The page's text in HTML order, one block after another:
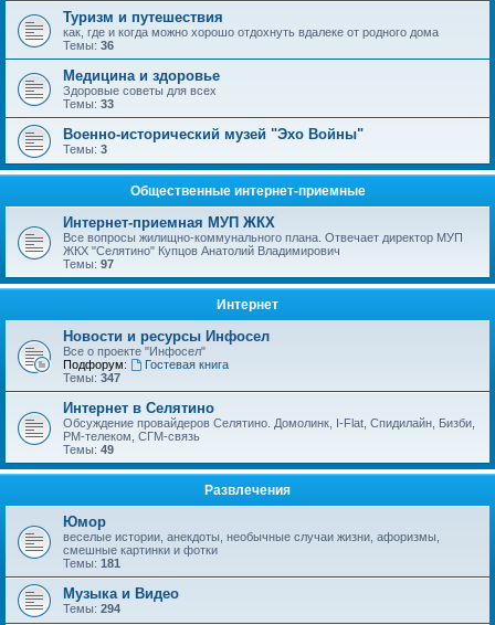
Туризм и путешествия
как, где и когда можно хорошо отдохнуть вдалеке от родного дома
Темы: 36
Медицина и здоровье
Здоровые советы для всех
Темы: 33
Военно-исторический музей "Эхо Войны"
Темы: 3
Общественные интернет-приемные
Интернет-приемная МУП ЖКХ
Все вопросы жилищно-коммунального плана. Отвечает директор МУП
ЖКХ "Селятино" Купцов Анатолий Владимирович
Темы: 97
Интернет
Новости и ресурсы Инфосел
Все о проекте "Инфосел"
Подфорум:
Гостевая книга
Темы: 347
Интернет в Селятино
Обсуждение провайдеров Селятино. Домолинк, I-Flat, Спидилайн, Бизби,
РМ-телеком, СГМ-связь
Темы: 49
Развлечения
Юмор
веселые истории, анекдоты, необычные случаи жизни, афоризмы,
смешные картинки и фотки
Темы: 181
Музыка и Видео
Темы: 294